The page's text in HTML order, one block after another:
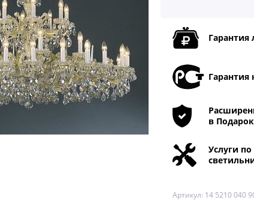
Гарантия
в
Услуги
Артикул: 14 5210 040